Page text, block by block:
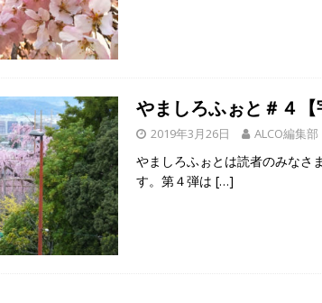
やましろふぉと＃４【
2019年3月26日 ALCO編集部
やましろふぉとは読者のみなさ
す。第４弾は […]